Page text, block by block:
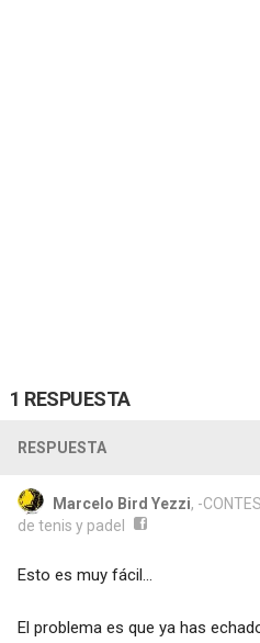
1 RESPUESTA
RESPUESTA
Marcelo Bird Yezzi, -
de tenis y padel
Esto es muy fácil...
El problema es que ya has